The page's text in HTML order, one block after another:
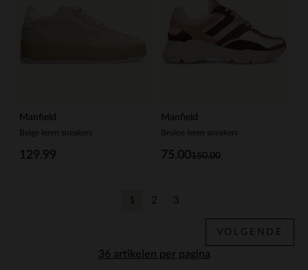
Manfield
Beige leren sneakers
129.99
Manfield
Bruine leren sneakers
150.00
75.00
per pagina
1 2 3
VOLGENDE